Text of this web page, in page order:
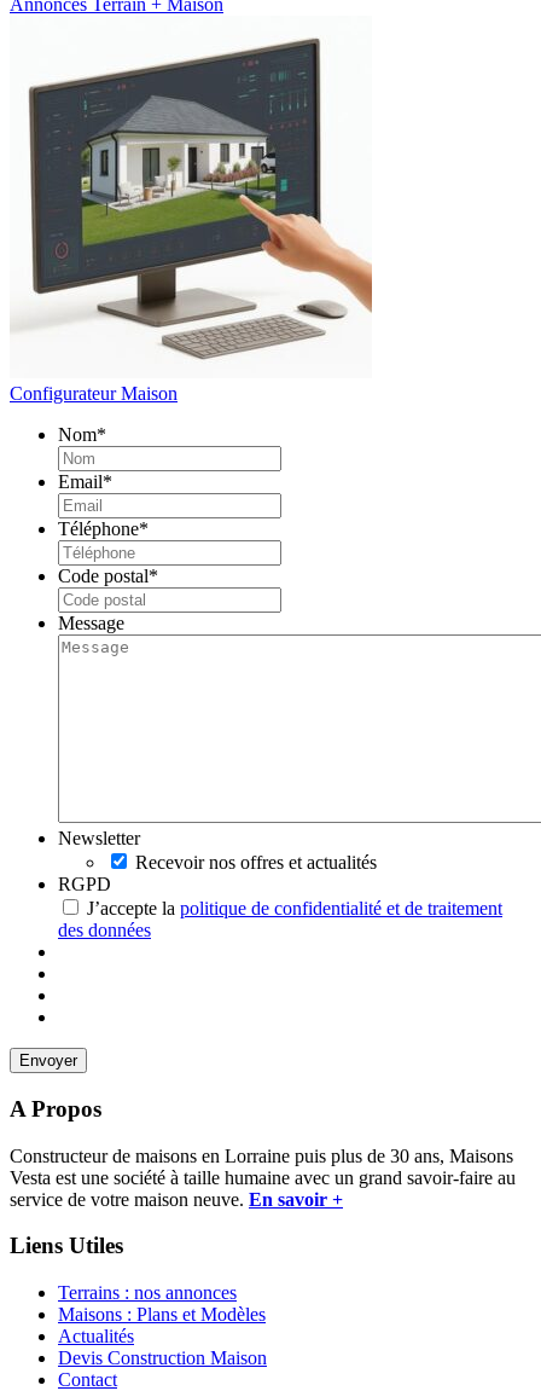
Annonces Terrain + Maison
Configurateur Maison
Nom*
Email*
Téléphone*
Code postal*
Message
Newsletter
Recevoir nos offres et actualités
RGPD
J’accepte la politique de confidentialité et de traitement
des données
A Propos
Constructeur de maisons en Lorraine puis plus de 30 ans, Maisons
Vesta est une société à taille humaine avec un grand savoir-faire au
service de votre maison neuve. En savoir +
Liens Utiles
Terrains : nos annonces
Maisons : Plans et Modèles
Actualités
Devis Construction Maison
Contact